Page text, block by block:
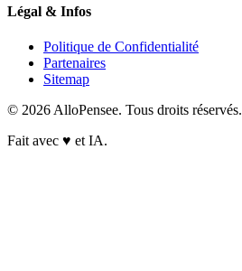
Légal & Infos
Politique de Confidentialité
Partenaires
Sitemap
© 2026 AlloPensee. Tous droits réservés.
Fait avec ♥ et IA.